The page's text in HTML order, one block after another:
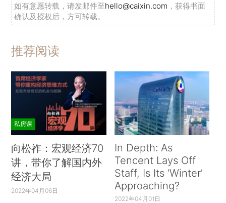
如有意愿转载，请发邮件至hello@caixin.com ，获得书面
确认及授权后，方可转载。
推荐阅读
私房课
向松祚：宏观经济70
讲，带你了解国内外
经济大局
2022年04月06日
In Depth: As
Tencent Lays Off
Staff, Is Its ‘Winter’
Approaching?
2022年04月01日